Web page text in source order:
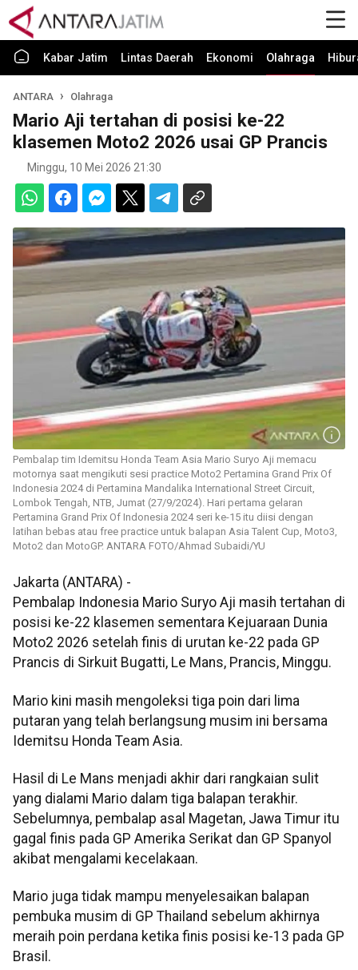
Kabar Jatim Lintas Daerah Ekonomi Olahraga
ANTARA Olahraga
Mario Aji tertahan di posisi ke-22
klasemen Moto2 2026 usai GP Prancis
Minggu, 10 Mei 2026 21:30
Pembalap tim Idemitsu Honda Team Asia Mario Suryo Aji memacu
motornya saat mengikuti sesi practice Moto2 Pertamina Grand Prix Of
Indonesia 2024 di Pertamina Mandalika International Street Circuit,
Lombok Tengah, NTB, Jumat (27/9/2024). Hari pertama gelaran
Pertamina Grand Prix Of Indonesia 2024 seri ke-15 itu diisi dengan
latihan bebas atau free practice untuk balapan Asia Talent Cup, Moto3,
Moto2 dan MotoGP. ANTARA FOTO/Ahmad Subaidi/YU
Jakarta (ANTARA) -
Pembalap Indonesia Mario Suryo Aji masih tertahan di
posisi ke-22 klasemen sementara Kejuaraan Dunia
Moto2 2026 setelah finis di urutan ke-22 pada GP
Prancis di Sirkuit Bugatti, Le Mans, Prancis, Minggu.
Mario kini masih mengoleksi tiga poin dari lima
putaran yang telah berlangsung musim ini bersama
Idemitsu Honda Team Asia.
Hasil di Le Mans menjadi akhir dari rangkaian sulit
yang dialami Mario dalam tiga balapan terakhir.
Sebelumnya, pembalap asal Magetan, Jawa Timur itu
gagal finis pada GP Amerika Serikat dan GP Spanyol
akibat mengalami kecelakaan.
Mario juga tidak mampu menyelesaikan balapan
pembuka musim di GP Thailand sebelum akhirnya
meraih poin perdana ketika finis posisi ke-13 pada GP
Brasil.